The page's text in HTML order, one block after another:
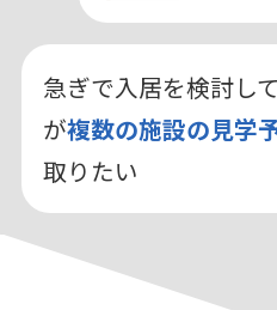
急ぎで入居を検討し
が複数の施設の見学
取りたい